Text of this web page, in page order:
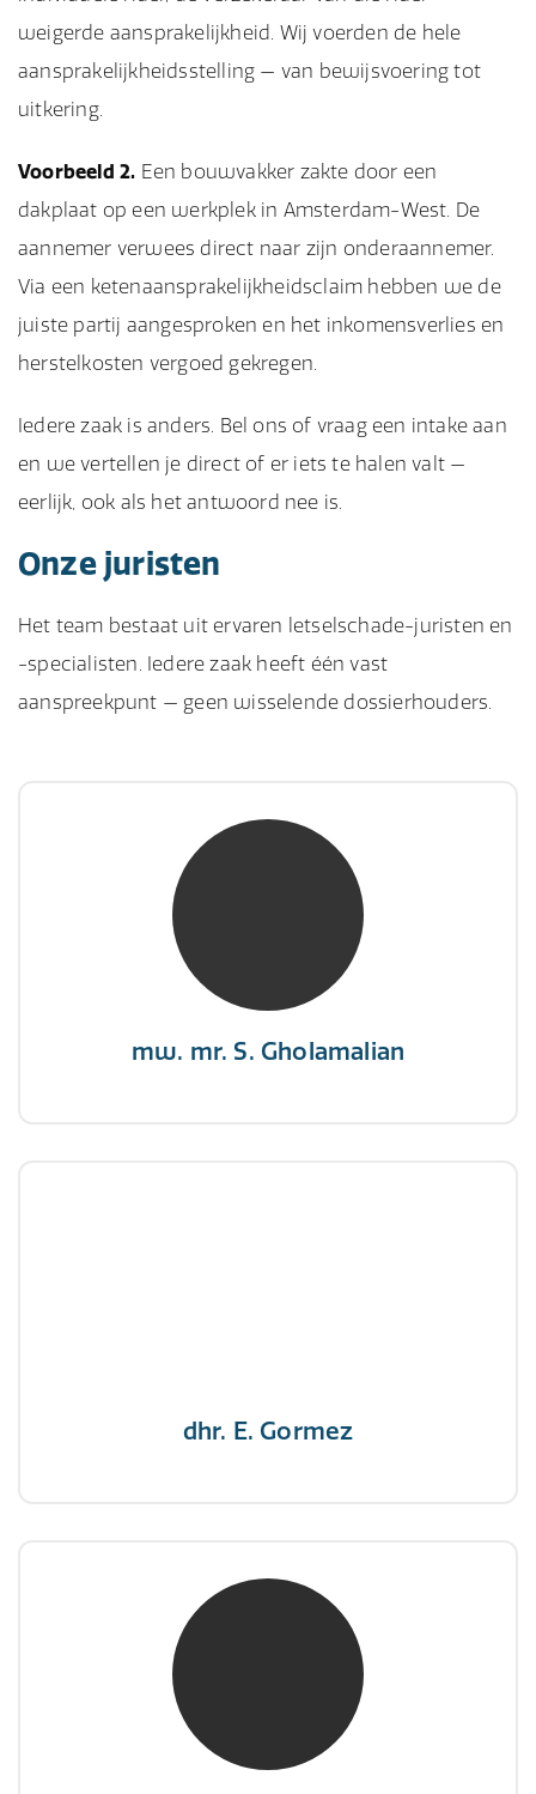
weigerde aansprakelijkheid. Wij voerden de hele
aansprakelijkheidsstelling — van bewijsvoering tot
uitkering.
Voorbeeld 2. Een bouwvakker zakte door een
dakplaat op een werkplek in Amsterdam-West. De
aannemer verwees direct naar zijn onderaannemer.
Via een ketenaansprakelijkheidsclaim hebben we de
juiste partij aangesproken en het inkomensverlies en
herstelkosten vergoed gekregen.
Iedere zaak is anders. Bel ons of vraag een intake aan
en we vertellen je direct of er iets te halen valt —
eerlijk, ook als het antwoord nee is.
Onze juristen
Het team bestaat uit ervaren letselschade-juristen en
-specialisten. Iedere zaak heeft één vast
aanspreekpunt — geen wisselende dossierhouders.
mw. mr. S. Gholamalian
mw. mr. S. Gholamalian
NIVRE Register-Expert
“Als je de richting van de wind niet kunt
veranderen, verander dan de stand van je
dhr. E. Gormez
mw. mr. H.A. de Jongh
NIVRE Register-Expert
"There is no elevator to succes, you need to